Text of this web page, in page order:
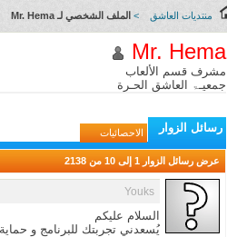
منتديات العاشق > الملف الشخصي لـ Mr. Hema
Mr. Hema
مشرف قسم الألعاب
جمعيـۃ العاشق الحـرة
رسائل الزوار الاحصائيات
عرض رسائل الزوار 1 إلى 10 من 2138
Youks
السلام عليكم
يُسعدني تجربتك للبرنامج و